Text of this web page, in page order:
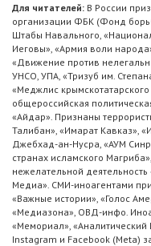
Для читателей: В России
организации ФБК (Фонд
Штабы Навального,
Иеговы», «Армия воли
«Движение против
УНСО, УПА, «Тризуб им.
«Меджлис
общероссийская
«Айдар». Признаны
Талибан», «Имарат Кавказ»,
Джебхад-ан-Нусра, «АУМ
странах исламского
нежелательной
Медиа». СМИ-иноагентами
«Важные истории», «Голос
«Медиазона», ОВД-инфо.
«Мемориал»,
Instagram и Facebook (Metа)